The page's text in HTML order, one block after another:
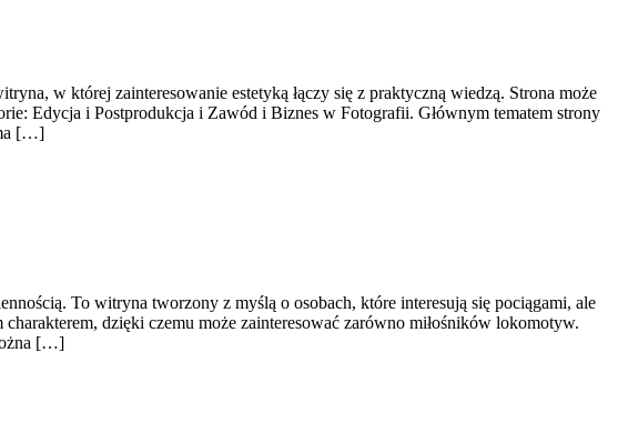
w której zainteresowanie estetyką łączy się z praktyczną wiedzą. Strona może
Edycja i Postprodukcja i Zawód i Biznes w Fotografii. Głównym tematem strony
[…]
To witryna tworzony z myślą o osobach, które interesują się pociągami, ale
dzięki czemu może zainteresować zarówno miłośników lokomotyw.
[…]